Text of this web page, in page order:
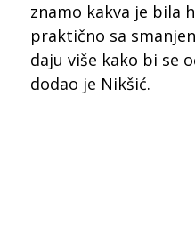
znamo kakva je bila
praktično sa
daju više kako bi se
dodao je Nikšić.